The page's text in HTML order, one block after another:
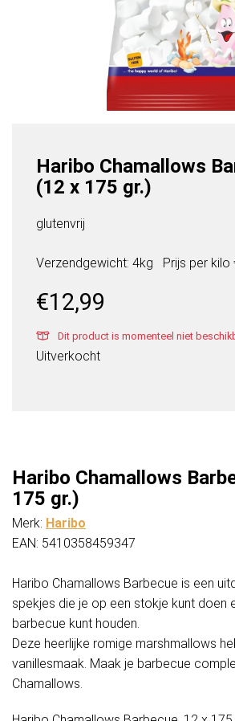
Haribo Chamallows
(12 x 175 gr.)
glutenvrij
Verzendgewicht: 4kg Prijs per kilo
€12,99
Dit product is momenteel niet
Uitverkocht
Haribo Chamallows
175 gr.)
Merk: Haribo
EAN: 5410358459347
Haribo Chamallows Barbecue is een
spekjes die je op een stokje kunt doen
barbecue kunt houden.
Deze heerlijke romige marshmallows
vanillesmaak. Maak je barbecue
Chamallows.